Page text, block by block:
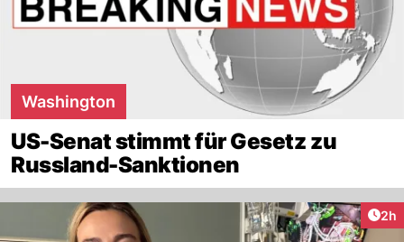
Washington
US-Senat stimmt für Gesetz zu
Russland-Sanktionen
2h